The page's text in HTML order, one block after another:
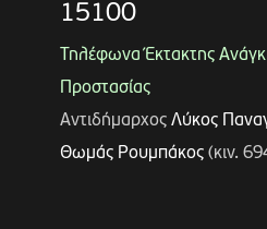
15100
Τηλέφωνα Έκτακτης
Προστασίας
Αντιδήμαρχος Λύκος
Θωμάς Ρουμπάκος(κιν.